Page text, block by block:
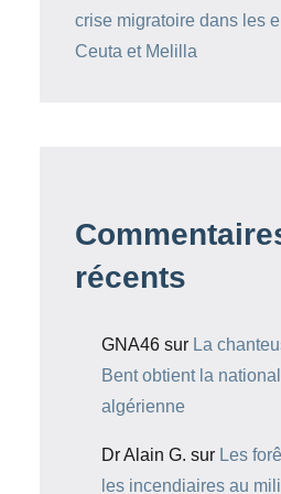
crise migratoire dans les
Ceuta et Melilla
récents
GNA46 sur La
Bent obtient la
algérienne
Dr Alain G. sur Les
les incendiaires au